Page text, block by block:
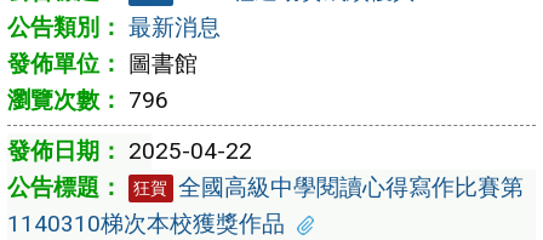
最新消息
圖書館
796
2025-04-22
狂賀 全國高級中學閱讀心得寫作比賽第
1140310梯次本校獲獎作品